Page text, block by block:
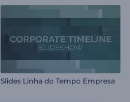
Slides Linha do Tempo Empresa